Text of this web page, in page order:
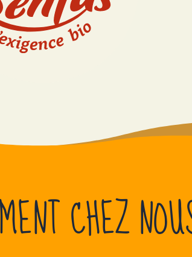
CHEZ